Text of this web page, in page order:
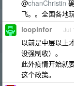
@chanChristin
飞。。全国各地
loopinfor Jul
以前是中层以上
没强制收）。
此外疫情开始就
这个政策。